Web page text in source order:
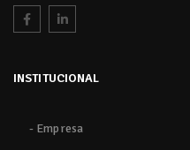
INSTITUCIONAL
- Empresa